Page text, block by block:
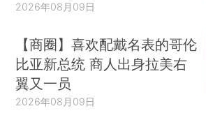
2026年08月09日
【商圈】喜欢配戴名表的哥伦
比亚新总统 商人出身拉美右
翼又一员
2026年08月09日